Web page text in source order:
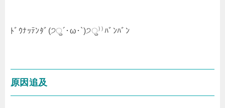
ﾄﾞｳﾅｯﾃﾝﾀﾞ(੭ु´･ω･`)੭ु⁾⁾ﾊﾞﾝﾊﾞﾝ
原因追及